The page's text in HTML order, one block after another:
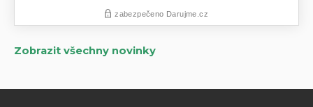
Zobrazit všechny novinky